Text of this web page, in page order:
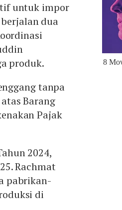
untuk impor
dua
produk.
tanpa
Barang
Pajak
2024,
Rachmat
pabrikan-
di